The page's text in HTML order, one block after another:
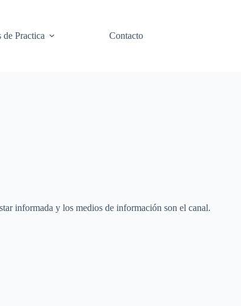
de Practica Contacto
informada y los medios de información son el canal.